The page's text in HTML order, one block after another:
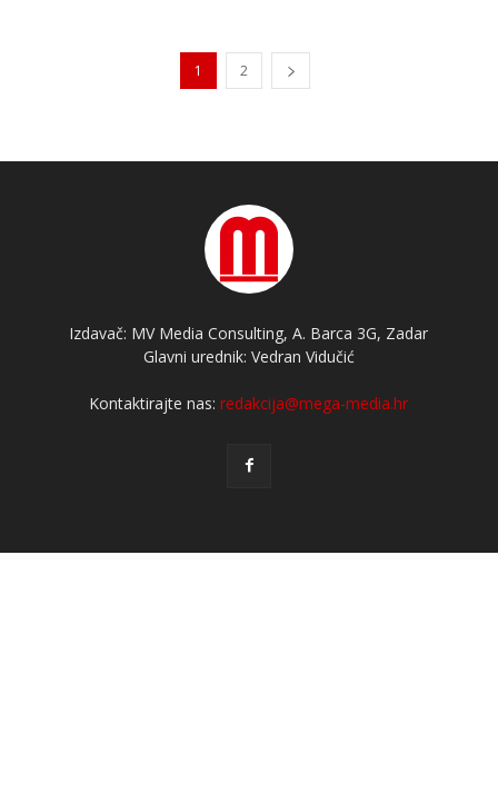
1 2
Izdavač: MV Media Consulting, A. Barca 3G, Zadar
Glavni urednik: Vedran Vidučić
Kontaktirajte nas:redakcija@mega-media.hr